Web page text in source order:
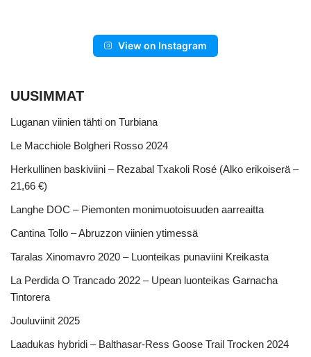
View on Instagram
UUSIMMAT
Luganan viinien tähti on Turbiana
Le Macchiole Bolgheri Rosso 2024
Herkullinen baskiviini – Rezabal Txakoli Rosé (Alko erikoiserä –
21,66 €)
Langhe DOC – Piemonten monimuotoisuuden aarreaitta
Cantina Tollo – Abruzzon viinien ytimessä
Taralas Xinomavro 2020 – Luonteikas punaviini Kreikasta
La Perdida O Trancado 2022 – Upean luonteikas Garnacha
Tintorera
Jouluviinit 2025
Laadukas hybridi – Balthasar-Ress Goose Trail Trocken 2024